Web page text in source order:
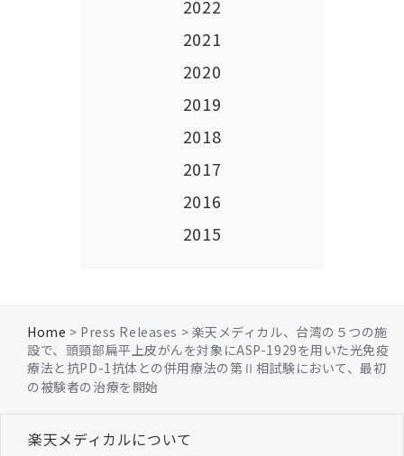
2022
2021
2020
2019
2018
2017
2016
2015
Home > Press Releases > 楽天メディカル、台湾の５つの施
設で、頭頸部扁平上皮がんを対象にASP-1929を用いた光免疫
療法と抗PD-1抗体との併用療法の第Ⅱ相試験において、最初
の被験者の治療を開始
楽天メディカルについて